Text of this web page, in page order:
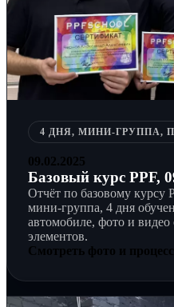
4 ДНЯ, МИНИ-ГРУППА,
09.02.2025
Базовый курс PPF,
Отчёт по базовому курсу
мини-группа, 4 дня
автомобиле, фото и
элементов.
Смотреть фото и процесс